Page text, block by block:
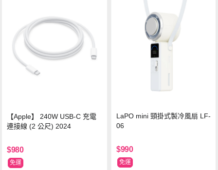
【Apple】 240W USB-C 充電
連接線 (2 公尺) 2024
$980
免運
LaPO mini 頸掛式製冷風扇 LF-
06
$990
免運